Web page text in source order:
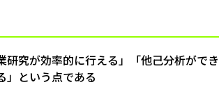
究が効率的に行える」「他己分析ができ
」という点である